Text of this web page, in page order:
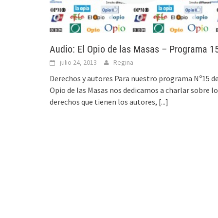
Audio: El Opio de las Masas – Programa
julio 24, 2013 Regina
Derechos y autores Para nuestro programa Nº15
Opio de las Masas nos dedicamos a charlar sobre
derechos que tienen los autores, [...]